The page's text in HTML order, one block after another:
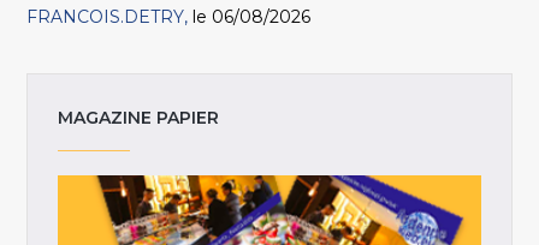
FRANCOIS.DETRY le 06/08/2026
MAGAZINE PAPIER